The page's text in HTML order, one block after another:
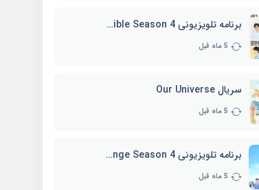
برنامه تلویزیونی Whenever Possible Season 4
5 ماه قبل
سریال Our Universe
5 ماه قبل
برنامه تلویزیونی EXchange Season 4
5 ماه قبل